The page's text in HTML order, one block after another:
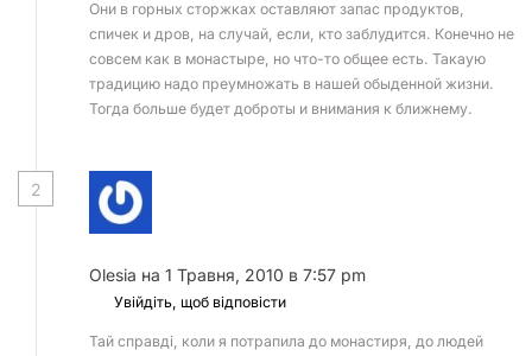
Они в горных сторжках оставляют запас продуктов,
спичек и дров, на случай, если, кто заблудится. Конечно не
совсем как в монастыре, но что-то общее есть. Такаую
традицию надо преумножать в нашей обыденной жизни.
Тогда больше будет доброты и внимания к ближнему.
2
Olesia на 1 Травня, 2010 в 7:57 pm
Увійдіть, щоб відповісти
Тай справді, коли я потрапила до монастиря, до людей